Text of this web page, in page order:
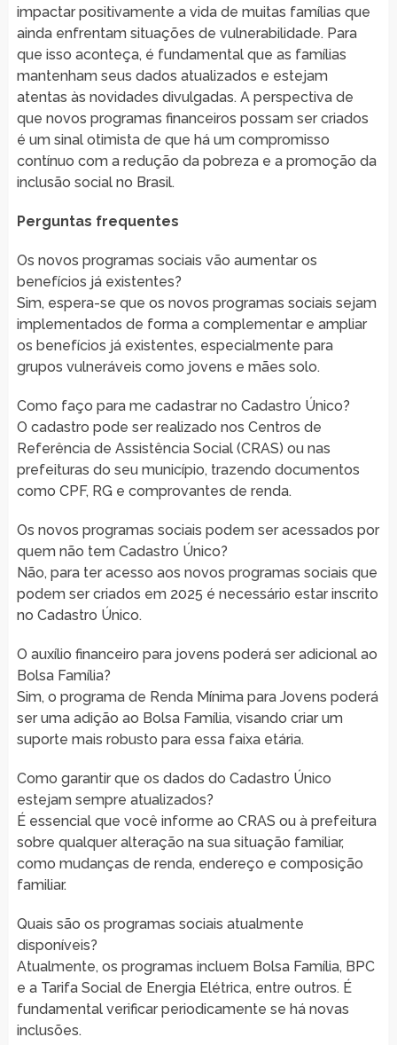
impactar positivamente a vida de muitas famílias que
ainda enfrentam situações de vulnerabilidade. Para
que isso aconteça, é fundamental que as famílias
mantenham seus dados atualizados e estejam
atentas às novidades divulgadas. A perspectiva de
que novos programas financeiros possam ser criados
é um sinal otimista de que há um compromisso
contínuo com a redução da pobreza e a promoção da
inclusão social no Brasil.
Perguntas frequentes
Os novos programas sociais vão aumentar os
benefícios já existentes?
Sim, espera-se que os novos programas sociais sejam
implementados de forma a complementar e ampliar
os benefícios já existentes, especialmente para
grupos vulneráveis como jovens e mães solo.
Como faço para me cadastrar no Cadastro Único?
O cadastro pode ser realizado nos Centros de
Referência de Assistência Social (CRAS) ou nas
prefeituras do seu município, trazendo documentos
como CPF, RG e comprovantes de renda.
Os novos programas sociais podem ser acessados por
quem não tem Cadastro Único?
Não, para ter acesso aos novos programas sociais que
podem ser criados em 2025 é necessário estar inscrito
no Cadastro Único.
O auxílio financeiro para jovens poderá ser adicional ao
Bolsa Família?
Sim, o programa de Renda Mínima para Jovens poderá
ser uma adição ao Bolsa Família, visando criar um
suporte mais robusto para essa faixa etária.
Como garantir que os dados do Cadastro Único
estejam sempre atualizados?
É essencial que você informe ao CRAS ou à prefeitura
sobre qualquer alteração na sua situação familiar,
como mudanças de renda, endereço e composição
familiar.
Quais são os programas sociais atualmente
disponíveis?
Atualmente, os programas incluem Bolsa Família, BPC
e a Tarifa Social de Energia Elétrica, entre outros. É
fundamental verificar periodicamente se há novas
inclusões.